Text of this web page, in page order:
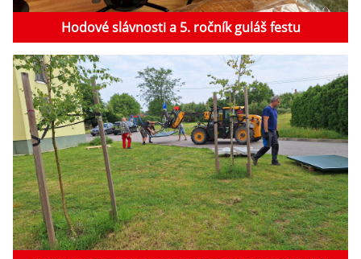
Hodové slávnosti a 5. ročník guláš festu